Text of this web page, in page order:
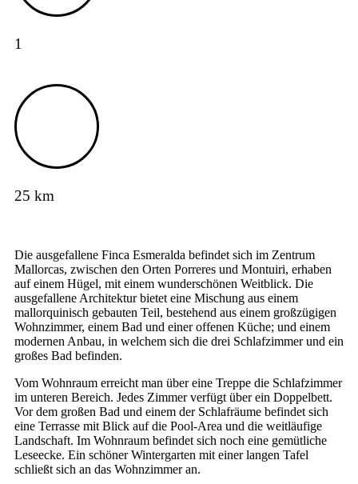
1
25 km
Die ausgefallene Finca Esmeralda befindet sich im Zentrum
Mallorcas, zwischen den Orten Porreres und Montuiri, erhaben
auf einem Hügel, mit einem wunderschönen Weitblick. Die
ausgefallene Architektur bietet eine Mischung aus einem
mallorquinisch gebauten Teil, bestehend aus einem großzügigen
Wohnzimmer, einem Bad und einer offenen Küche; und einem
modernen Anbau, in welchem sich die drei Schlafzimmer und ein
großes Bad befinden.
Vom Wohnraum erreicht man über eine Treppe die Schlafzimmer
im unteren Bereich. Jedes Zimmer verfügt über ein Doppelbett.
Vor dem großen Bad und einem der Schlafräume befindet sich
eine Terrasse mit Blick auf die Pool-Area und die weitläufige
Landschaft. Im Wohnraum befindet sich noch eine gemütliche
Leseecke. Ein schöner Wintergarten mit einer langen Tafel
schließt sich an das Wohnzimmer an.